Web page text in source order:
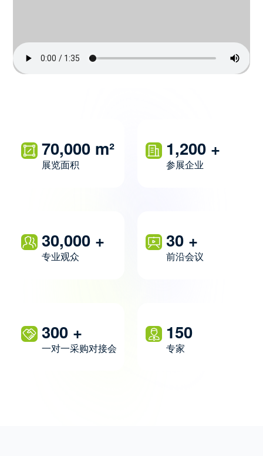
70,000 m²
展览面积
1,200 +
参展企业
30,000 +
专业观众
30 +
前沿会议
300 +
一对一采购对接会
150
专家